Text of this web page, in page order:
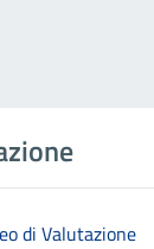
di Valutazione